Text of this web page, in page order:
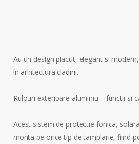
Au un design placut, elegant si
in arhitectura cladirii.
Rulouri exterioare aluminiu – functii si
Acest sistem de protectie fonica,
monta pe orice tip de tamplarie, fiind